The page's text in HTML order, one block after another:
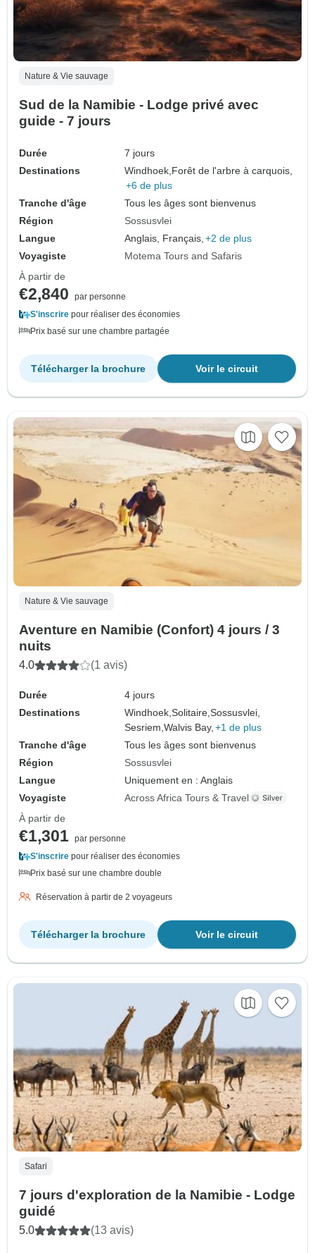
Nature & Vie sauvage
Sud de la Namibie - Lodge privé avec
guide - 7 jours
Durée
7 jours
Destinations
Windhoek,Forêt de l'arbre à carquois,
+6 de plus
Tranche d'âge
Tous les âges sont bienvenus
Région
Sossusvlei
Langue
Anglais, Français, +2 de plus
Voyagiste
Motema Tours and Safaris
À partir de
€2,840
par personne
S'inscrire pour réaliser des économies
Prix basé sur une chambre partagée
Voir le circuit
Télécharger la brochure
Nature & Vie sauvage
Aventure en Namibie (Confort) 4 jours / 3
nuits
4.0 (1 avis)
Durée
4 jours
Destinations
Windhoek,Solitaire,Sossusvlei,
Sesriem,Walvis Bay, +1 de plus
Tranche d'âge
Tous les âges sont bienvenus
Région
Sossusvlei
Langue
Uniquement en : Anglais
Voyagiste
Across Africa Tours & Travel
À partir de
€1,301 par personne
S'inscrire pour réaliser des économies
Prix basé sur une chambre double
Réservation à partir de 2 voyageurs
Voir le circuit
Télécharger la brochure
Safari
7 jours d'exploration de la Namibie - Lodge
guidé
5.0 (13 avis)